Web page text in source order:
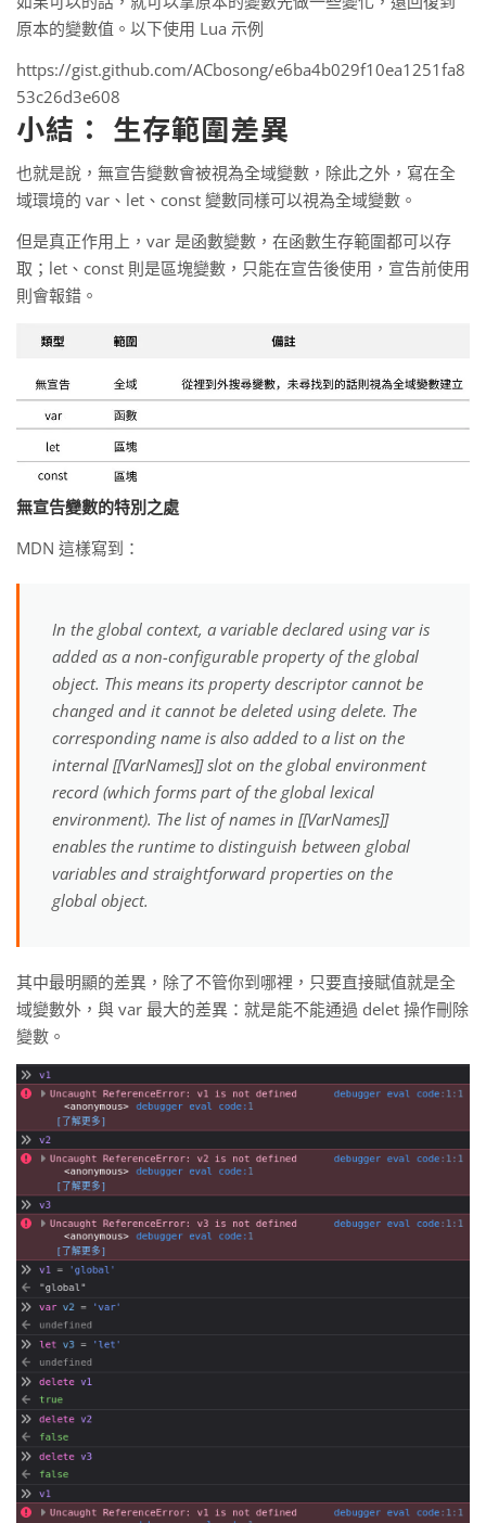
原本的變數值。以下使用 Lua 示例
https://gist.github.com/ACbosong/e6ba4b029f10ea1251fa8
53c26d3e608
小結： 生存範圍差異
也就是說，無宣告變數會被視為全域變數，除此之外，寫在全
域環境的 var、let、const 變數同樣可以視為全域變數。
但是真正作用上，var 是函數變數，在函數生存範圍都可以存
取；let、const 則是區塊變數，只能在宣告後使用，宣告前使用
則會報錯。
無宣告變數的特別之處
MDN 這樣寫到：
In the global context, a variable declared using var is
added as a non-configurable property of the global
object. This means its property descriptor cannot be
changed and it cannot be deleted using delete. The
corresponding name is also added to a list on the
internal [[VarNames]] slot on the global environment
record (which forms part of the global lexical
environment). The list of names in [[VarNames]]
enables the runtime to distinguish between global
variables and straightforward properties on the
global object.
其中最明顯的差異，除了不管你到哪裡，只要直接賦值就是全
域變數外，與 var 最大的差異：就是能不能通過 delet 操作刪除
變數。